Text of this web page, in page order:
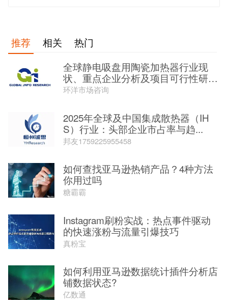
推荐 相关
热门
全球静电吸盘用陶瓷加热器行业现
状、重点企业分析及项目可行性研究
报...
环洋市场咨询
2025年全球及中国集成散热器（IH
S）行业：头部企业市占率与趋...
邦友1759225955458
如何查找亚马逊热销产品？4种方法
你用过吗
糖霸霸
Instagram刷粉实战：热点事件驱动
的快速涨粉与流量引爆技巧
真粉宝
如何利用亚马逊数据统计插件分析店
铺数据状态?
亿数通